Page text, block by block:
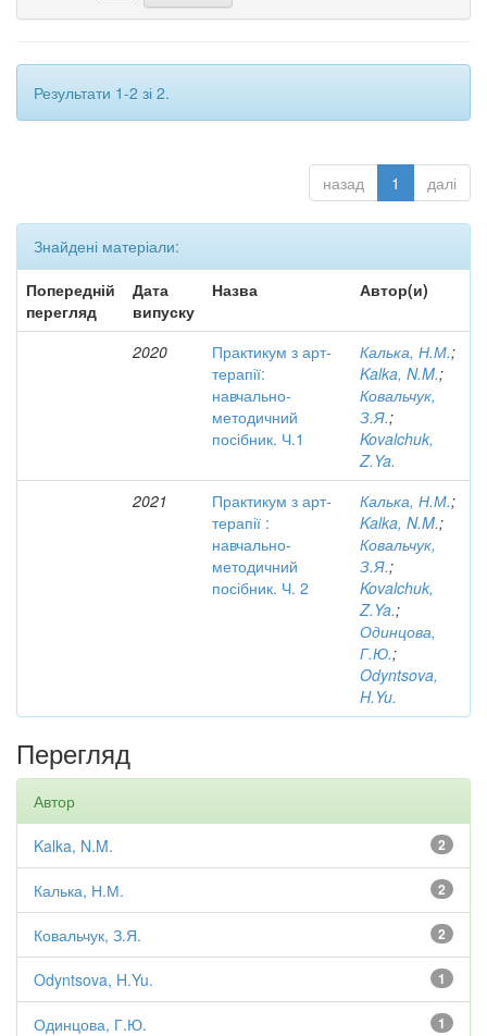
Результати 1-2 зі 2.
назад 1 далі
Знайдені матеріали:
Попередній
перегляд
Дата
випуску
Назва Автор(и)
2020
Практикум з арт-
терапії:
навчально-
методичний
посібник. Ч.1
Калька, Н.М.;
Kalka, N.M.;
Ковальчук,
З.Я.;
Kovalchuk,
Z.Ya.
2021
Практикум з арт-
терапії :
навчально-
методичний
посібник. Ч. 2
Калька, Н.М.;
Kalka, N.M.;
Ковальчук,
З.Я.;
Kovalchuk,
Z.Ya.;
Одинцова,
Г.Ю.;
Odyntsova,
H.Yu.
Перегляд
Автор
2
Kalka, N.M.
2
Калька, Н.М.
2
Ковальчук, З.Я.
1
Odyntsova, H.Yu.
1
Одинцова, Г.Ю.